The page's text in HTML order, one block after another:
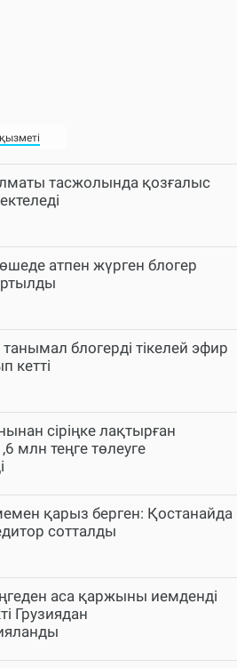
тасжолында қозғалыс
атпен жүрген блогер
блогерді тікелей эфир
кетті
сіріңке лақтырған
млн теңге төлеуге
қарыз берген: Қостанайда
сотталды
аса қаржыны иемденді
Грузиядан